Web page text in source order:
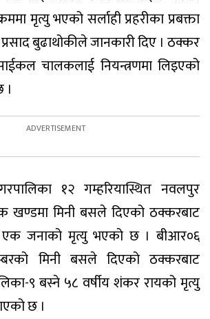
मृत्यु भएको सर्लाही प्रहरीका प्रबक्ता
बुढाथोकीले जानकारी दिए । ठक्कर
चालकलाई नियन्त्रणमा लिइएको
१२ गम्हरियास्थित नवलपुर
खण्डमा मिनी बसले दिएको ठक्करबाट
जनाको मृत्यु भएको छ । बीआर०६
मिनी बसले दिएको ठक्करबाट
९ बस्ने ५८ वर्षीय शंकर रायको मृत्यु
छ ।